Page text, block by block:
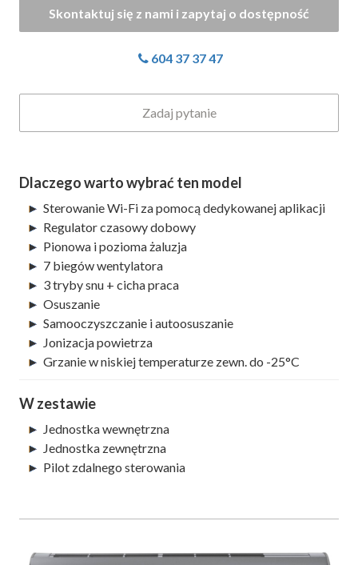
604 37 37 47
Zadaj pytanie
Dlaczego warto wybrać ten model
Sterowanie Wi-Fi za pomocą dedykowanej aplikacji
Regulator czasowy dobowy
Pionowa i pozioma żaluzja
7 biegów wentylatora
3 tryby snu + cicha praca
Osuszanie
Samooczyszczanie i autoosuszanie
Jonizacja powietrza
Grzanie w niskiej temperaturze zewn. do -25°C
W zestawie
Jednostka wewnętrzna
Jednostka zewnętrzna
Pilot zdalnego sterowania